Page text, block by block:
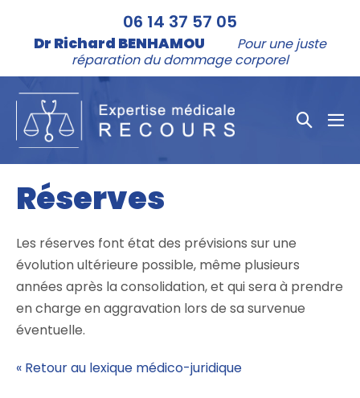
contenu
06 14 37 57 05
Dr Richard BENHAMOU
Pour une juste
réparation du dommage corporel
Réserves
Les réserves font état des prévisions sur une
évolution ultérieure possible, même plusieurs
années après la consolidation, et qui sera à prendre
en charge en aggravation lors de sa survenue
éventuelle.
« Retour au lexique médico-juridique